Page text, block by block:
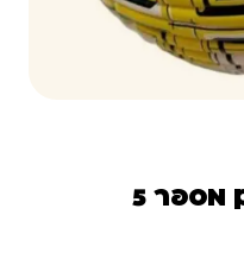
מספר 5